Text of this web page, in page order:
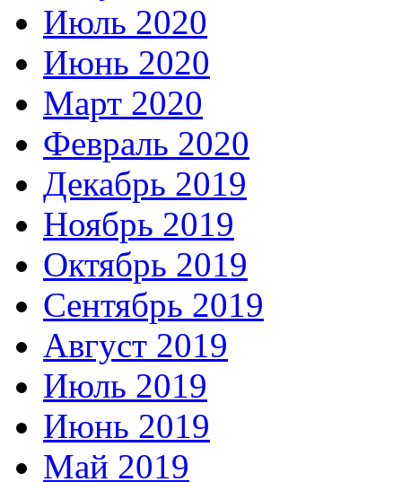
Июль 2020
Июнь 2020
Март 2020
Февраль 2020
Декабрь 2019
Ноябрь 2019
Октябрь 2019
Сентябрь 2019
Август 2019
Июль 2019
Июнь 2019
Май 2019